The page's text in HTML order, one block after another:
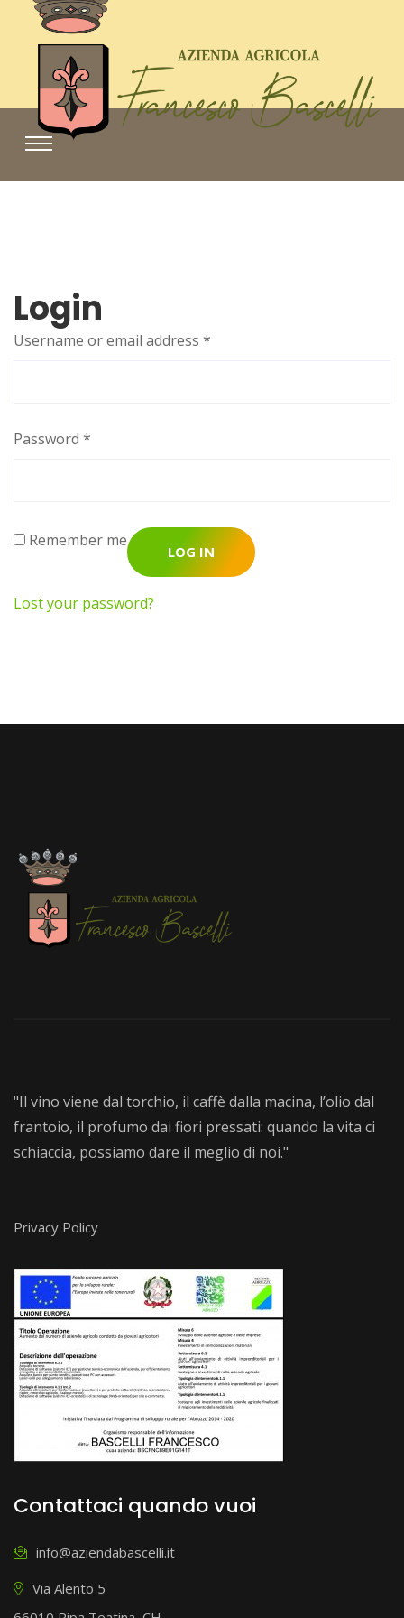
Login
Username or email address *
Password *
Remember me
LOG IN
Lost your password?
"Il vino viene dal torchio, il caffè dalla macina, l’olio dal
frantoio, il profumo dai fiori pressati: quando la vita ci
schiaccia, possiamo dare il meglio di noi."
Privacy Policy
Contattaci quando vuoi
info@aziendabascelli.it
Via Alento 5